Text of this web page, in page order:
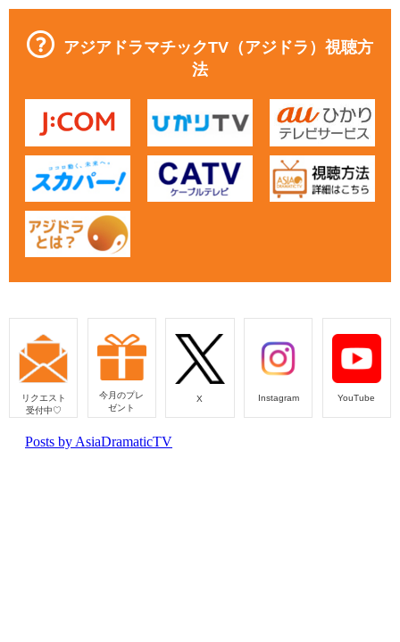
アジアドラマチックTV（アジドラ）視聴方
法
リクエスト
受付中♡
今月のプレ
ゼント
X Instagram YouTube